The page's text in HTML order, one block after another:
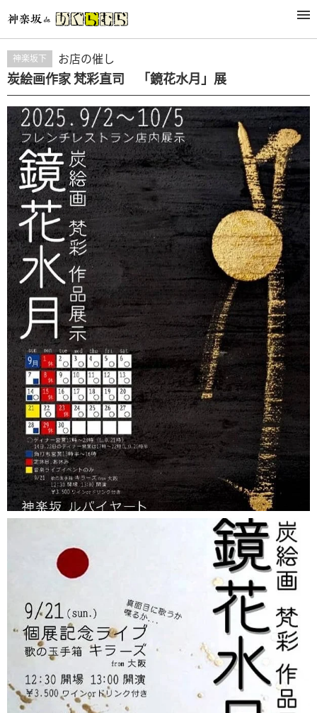
活动
神楽坂下 お店の催し
炭絵画作家 梵彩直司 「鏡花水月」展